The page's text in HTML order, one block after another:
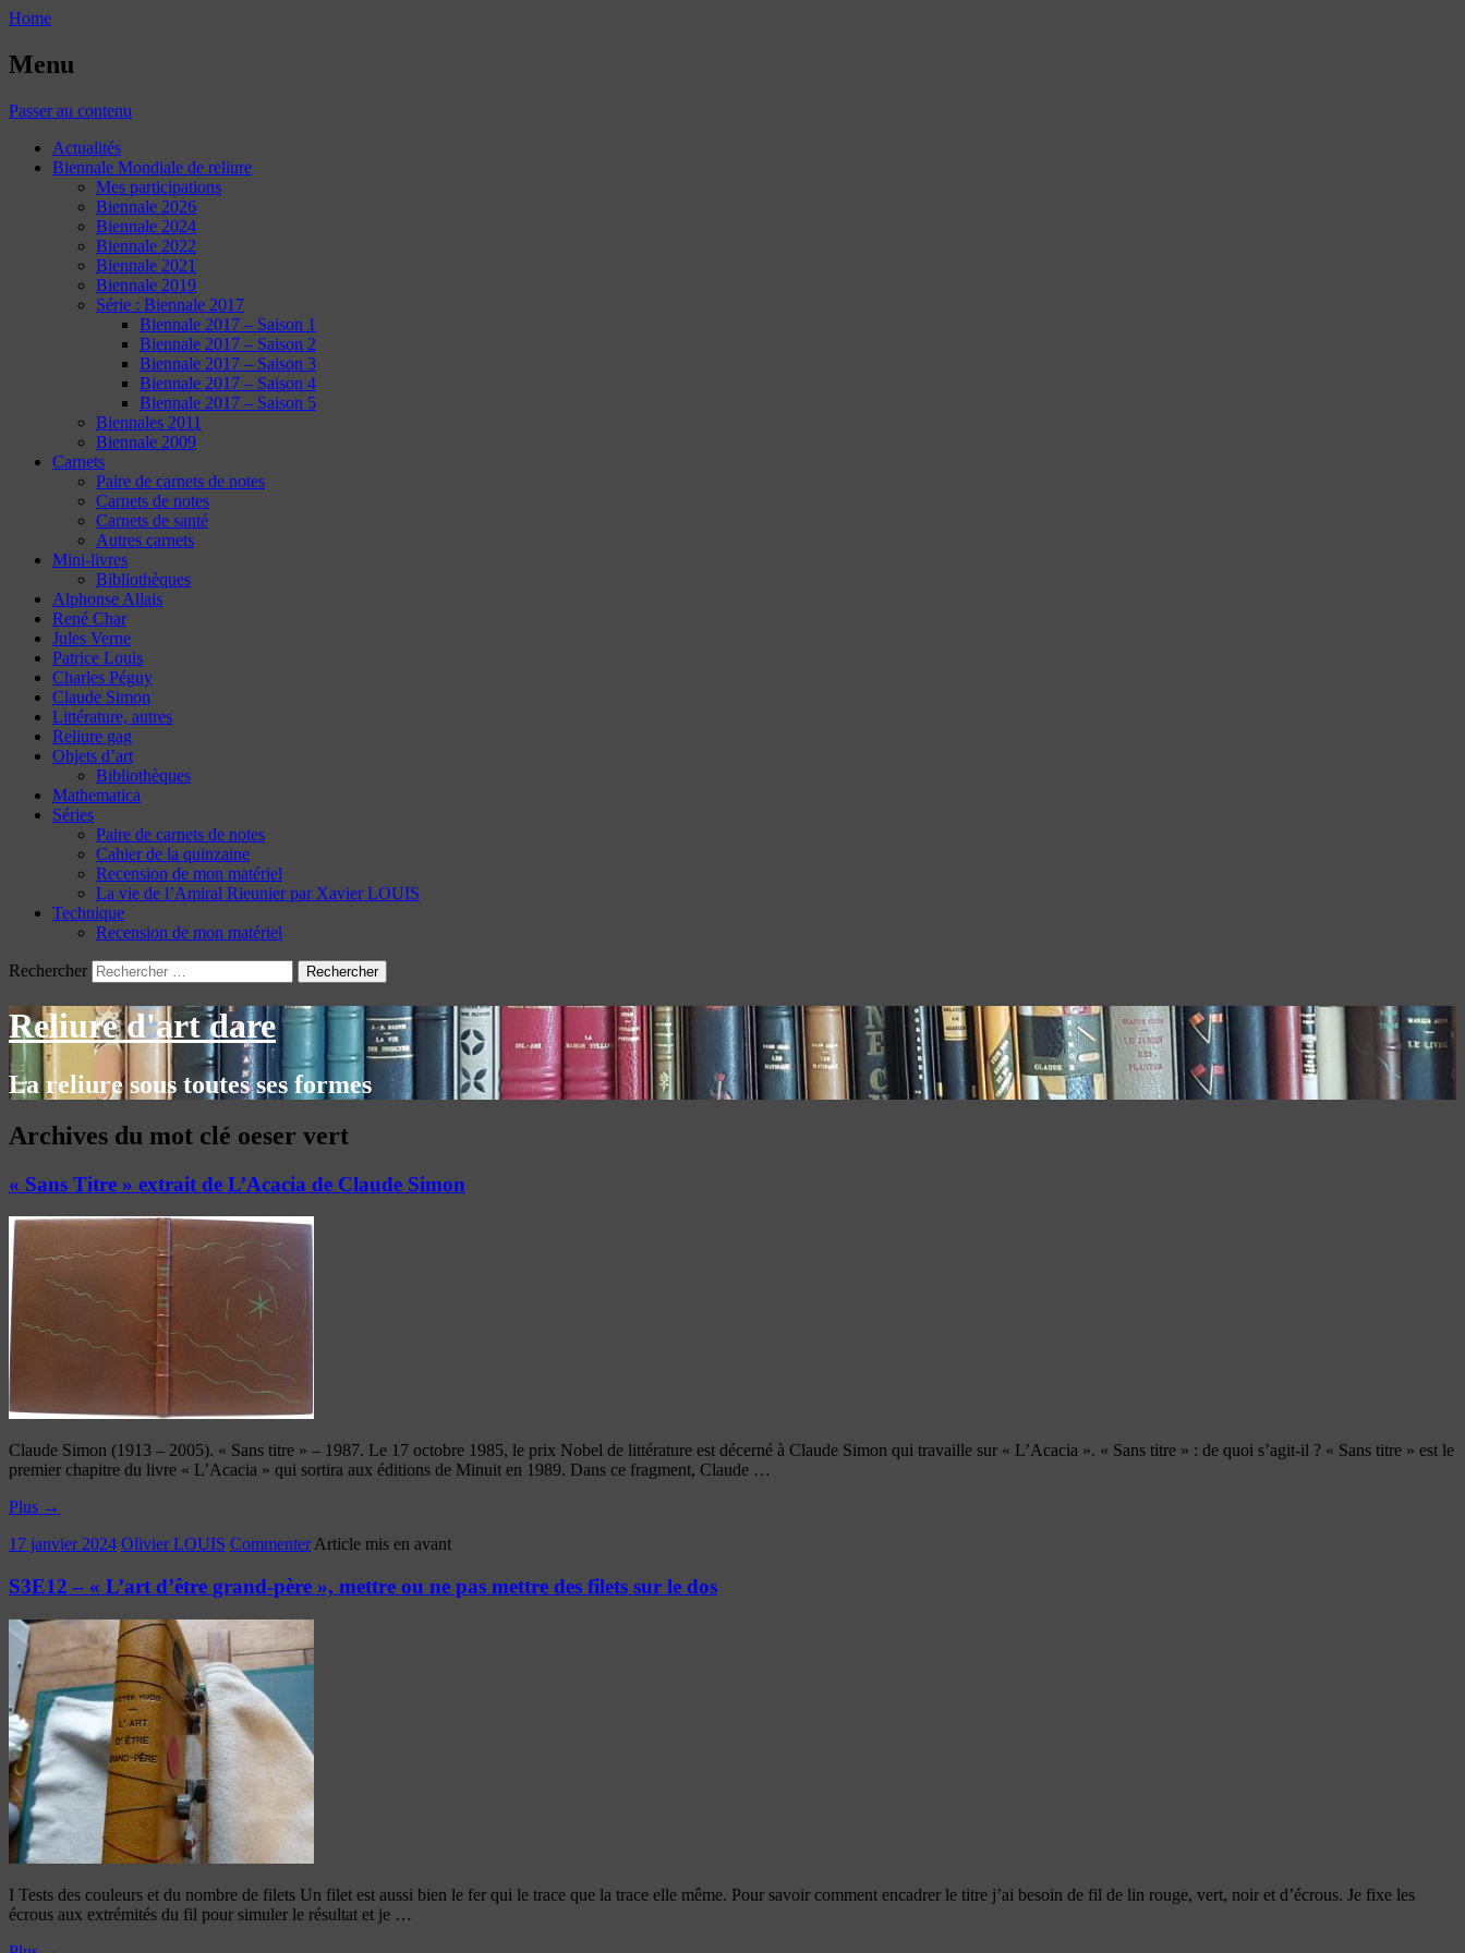
Home
Menu
Passer au contenu
Actualités
Biennale Mondiale de reliure
Mes participations
Biennale 2026
Biennale 2024
Biennale 2022
Biennale 2021
Biennale 2019
Série : Biennale 2017
Biennale 2017 – Saison 1
Biennale 2017 – Saison 2
Biennale 2017 – Saison 3
Biennale 2017 – Saison 4
Biennale 2017 – Saison 5
Biennales 2011
Biennale 2009
Carnets
Paire de carnets de notes
Carnets de notes
Carnets de santé
Autres carnets
Mini-livres
Bibliothèques
Alphonse Allais
René Char
Jules Verne
Patrice Louis
Charles Péguy
Claude Simon
Littérature, autres
Reliure gag
Objets d’art
Bibliothèques
Mathematica
Séries
Paire de carnets de notes
Cahier de la quinzaine
Recension de mon matériel
La vie de l’Amiral Rieunier par Xavier LOUIS
Technique
Recension de mon matériel
Rechercher
Reliure d'art dare
La reliure sous toutes ses formes
Archives du mot clé oeser vert
« Sans Titre » extrait de L’Acacia de Claude Simon
Claude Simon (1913 – 2005). « Sans titre » – 1987. Le 17 octobre 1985, le prix Nobel de littérature est décerné à Claude Simon qui travaille sur « L’Acacia ». « Sans titre » : de quoi s’agit-il ? « Sans titre » est le
premier chapitre du livre « L’Acacia » qui sortira aux éditions de Minuit en 1989. Dans ce fragment, Claude …
Plus →
17 janvier 2024 Olivier LOUIS Commenter Article mis en avant
S3E12 – « L’art d’être grand-père », mettre ou ne pas mettre des filets sur le dos
I Tests des couleurs et du nombre de filets Un filet est aussi bien le fer qui le trace que la trace elle même. Pour savoir comment encadrer le titre j’ai besoin de fil de lin rouge, vert, noir et d’écrous. Je fixe les
écrous aux extrémités du fil pour simuler le résultat et je …